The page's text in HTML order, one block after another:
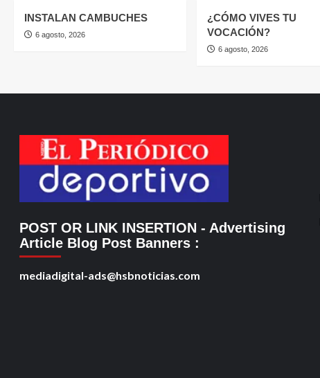
INSTALAN CAMBUCHES
6 agosto, 2026
¿CÓMO VIVES TU
VOCACIÓN?
6 agosto, 2026
POST OR LINK INSERTION - Advertising
Article Blog Post Banners :
mediadigital-ads@hsbnoticias.com